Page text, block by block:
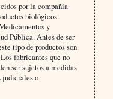
por la compañía
biológicos
y
Pública. Antes de ser
tipo de productos son
fabricantes que no
ser sujetos a medidas
judiciales o